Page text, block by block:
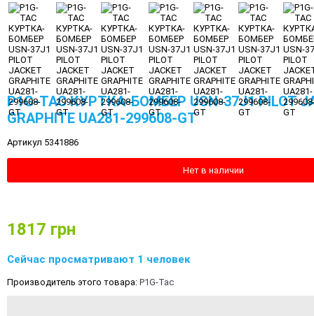
P1G-TAC КУРТКА-БОМБЕР USN-37J1 PILOT
GRAPHITE UA281-299608-GT
Артикул 5341886
Нет в наличии
1817 грн
Сейчас просматривают 1 человек
Производитель этого товара: P1G-Tac